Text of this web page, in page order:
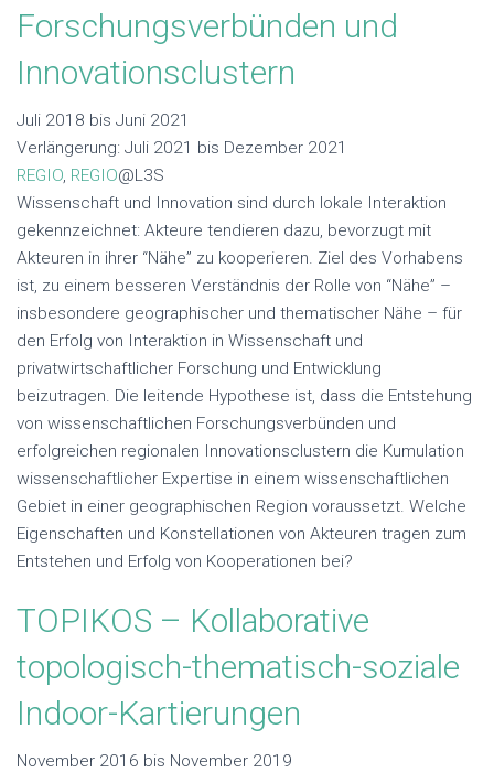
Forschungsverbünden und
Innovationsclustern
Juli 2018 bis Juni 2021
Verlängerung: Juli 2021 bis Dezember 2021
REGIO, REGIO@L3S
Wissenschaft und Innovation sind durch lokale Interaktion
gekennzeichnet: Akteure tendieren dazu, bevorzugt mit
Akteuren in ihrer “Nähe” zu kooperieren. Ziel des Vorhabens
ist, zu einem besseren Verständnis der Rolle von “Nähe” –
insbesondere geographischer und thematischer Nähe – für
den Erfolg von Interaktion in Wissenschaft und
privatwirtschaftlicher Forschung und Entwicklung
beizutragen. Die leitende Hypothese ist, dass die Entstehung
von wissenschaftlichen Forschungsverbünden und
erfolgreichen regionalen Innovationsclustern die Kumulation
wissenschaftlicher Expertise in einem wissenschaftlichen
Gebiet in einer geographischen Region voraussetzt. Welche
Eigenschaften und Konstellationen von Akteuren tragen zum
Entstehen und Erfolg von Kooperationen bei?
TOPIKOS – Kollaborative
topologisch-thematisch-soziale
Indoor-Kartierungen
November 2016 bis November 2019